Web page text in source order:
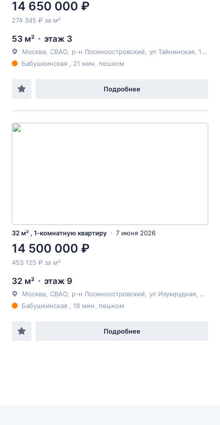
14 650 000 ₽
274 345 ₽ за м²
53 м² этаж 3
Москва СВАО р-н Лосиноостровский ул Тайнинская , 16к2
Бабушкинская , 21 мин. пешком
Подробнее
32 м² , 1-комнатную квартиру 7 июня 2026
14 500 000 ₽
453 125 ₽ за м²
32 м² этаж 9
Москва СВАО р-н Лосиноостровский ул Изумрудная
Бабушкинская , 18 мин. пешком
Подробнее